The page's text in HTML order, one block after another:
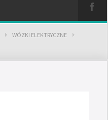
WÓZKI ELEKTRYCZNE